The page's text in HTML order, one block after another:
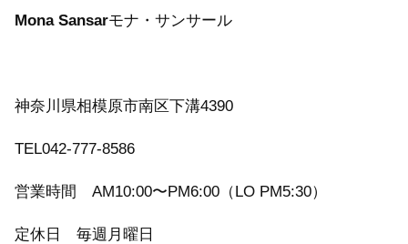
Mona Sansarモナ・サンサール
神奈川県相模原市南区下溝4390
TEL042-777-8586
営業時間 AM10:00〜PM6:00（LO PM5:30）
定休日 毎週月曜日